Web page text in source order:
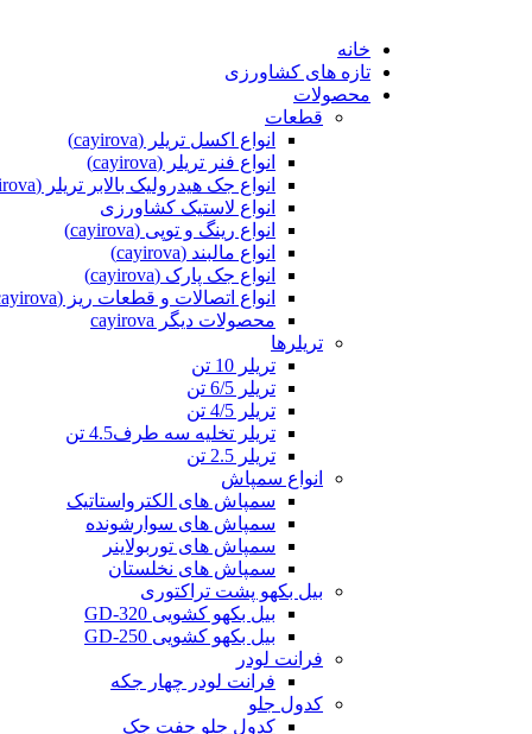
خانه
تازه های کشاورزی
محصولات
قطعات
انواع اکسل تریلر (cayirova)
انواع فنر تریلر (cayirova)
انواع جک هیدرولیک بالابر تریلر (cayirova)
انواع لاستیک کشاورزی
انواع رینگ و توپی (cayirova)
انواع مالبند (cayirova)
انواع جک پارک (cayirova)
انواع اتصالات و قطعات ریز (cayirova)
محصولات دیگر cayirova
تریلرها
تریلر 10 تن
تریلر 6/5 تن
تریلر 4/5 تن
تریلر تخلیه سه طرف4.5 تن
تریلر 2.5 تن
انواع سمپاش
سمپاش های الکترواستاتیک
سمپاش های سوارشونده
سمپاش های توربولاینر
سمپاش های نخلستان
بیل بکهو پشت تراکتوری
بیل بکهو کشویی GD-320
بیل بکهو کشویی GD-250
فرانت لودر
فرانت لودر چهار جکه
کدول جلو
کدول جلو جفت جک